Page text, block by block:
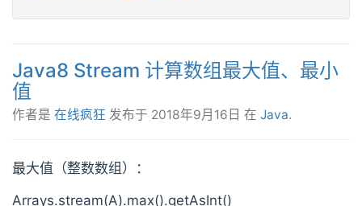
Java8 Stream 计算数组最大值、最小
值
作者是 在线疯狂 发布于 2018年9月16日 在 Java.
最大值（整数数组）：
Arrays.stream(A).max().getAsInt()